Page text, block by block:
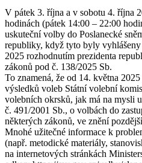
V pátek 3. října a v sobotu 4. října
hodinách (pátek 14:00 – 22:00
uskuteční volby do Poslanecké
republiky, když tyto byly vyhlášeny
2025 rozhodnutím prezidenta
zákonů pod č. 138/2025 Sb.
To znamená, že od 14. května
výsledků voleb Státní volební
volebních okrsků, jak má na mysli
č. 491/2001 Sb., o volbách do
některých zákonů, ve znění
Mnohé užitečné informace k
(např. metodické materiály,
na internetových stránkách